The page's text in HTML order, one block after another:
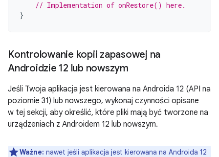
// Implementation of onRestore() here.
}
Kontrolowanie kopii zapasowej na
Androidzie 12 lub nowszym
Jeśli Twoja aplikacja jest kierowana na Androida 12 (API na
poziomie 31) lub nowszego, wykonaj czynności opisane
w tej sekcji, aby określić, które pliki mają być tworzone na
urządzeniach z Androidem 12 lub nowszym.
Ważne: nawet jeśli aplikacja jest kierowana na Androida 12